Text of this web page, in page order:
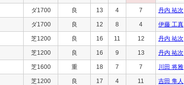
ダ1700 良 13 4 7 丹内 祐次
ダ1700 良 12 8 4 伊藤 工真
芝1200 良 16 11 12 丹内 祐次
芝1200 良 16 9 13 丹内 祐次
芝1600 重 18 7 7 川田 将雅
芝1200 良 17 4 11 吉田 隼人